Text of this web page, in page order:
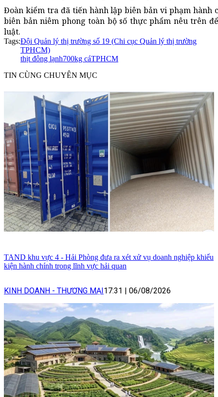
Đoàn kiểm tra đã tiến hành lập biên bản vi phạm hành
biên bản niêm phong toàn bộ số thực phẩm nêu trên
luật.
Tags:Đội Quản lý thị trường số 19 (Chi cục Quản lý thị trường
TPHCM)
thịt đông lạnh700kg cáTPHCM
TIN CÙNG CHUYÊN MỤC
TAND khu vực 4 - Hải Phòng đưa ra xét xử vụ doanh nghiệp khiếu
kiện hành chính trong lĩnh vực hải quan
KINH DOANH - THƯƠNG MẠI 17:31 06/08/2026